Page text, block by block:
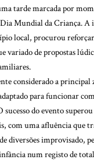
tarde marcada por
Mundial da Criança. A
local, procurou
variado de propostas
considerado a principal
para funcionar
do evento
com uma afluência que
diversões improvisado,
num registo de